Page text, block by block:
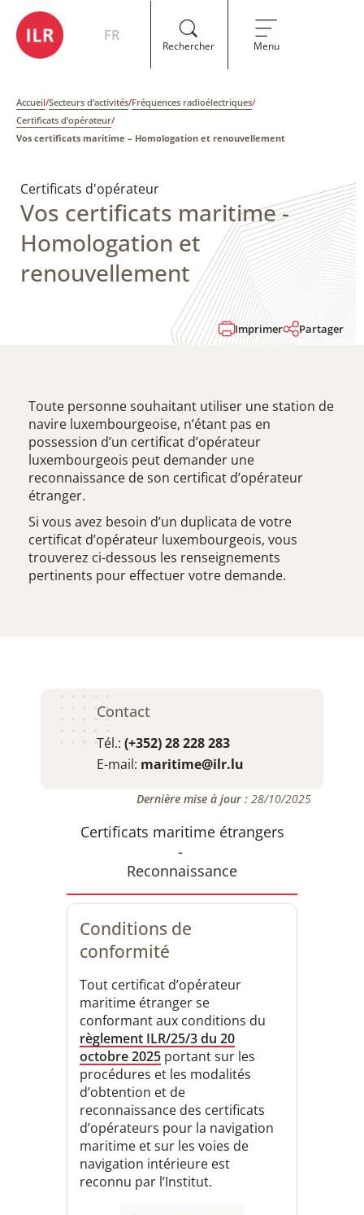
FR
Rechercher Menu
Accueil/Secteurs d’activités/Fréquences radioélectriques/
Certificats d’opérateur/
Vos certificats maritime – Homologation et renouvellement
Certificats d'opérateur
Vos certificats maritime -
Homologation et
renouvellement
Imprimer Partager
Toute personne souhaitant utiliser une station de
navire luxembourgeoise, n’étant pas en
possession d’un certificat d’opérateur
luxembourgeois peut demander une
reconnaissance de son certificat d’opérateur
étranger.
Si vous avez besoin d’un duplicata de votre
certificat d’opérateur luxembourgeois, vous
trouverez ci-dessous les renseignements
pertinents pour effectuer votre demande.
Contact
Tél.: (+352) 28 228 283
E-mail: maritime@ilr.lu
Dernière mise à jour : 28/10/2025
Certificats maritime étrangers
-
Reconnaissance
Conditions de
conformité
Tout certificat d’opérateur
maritime étranger se
conformant aux conditions du
règlement ILR/25/3 du 20
octobre 2025 portant sur les
procédures et les modalités
d’obtention et de
reconnaissance des certificats
d’opérateurs pour la navigation
maritime et sur les voies de
navigation intérieure est
reconnu par l’Institut.